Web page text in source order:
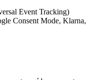
Event Tracking)
Consent Mode, Klarna,